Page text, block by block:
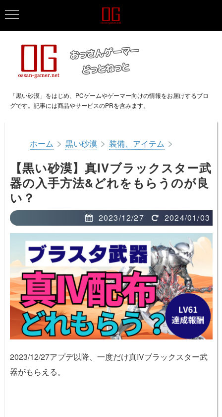
「黒い砂漠」をはじめ、PCゲームやゲーマー向けの情報をお届けするブロ
グです。記事には商品やサービスのPRを含みます。
ホーム > 黒い砂漠 > 装備、アイテム >
【黒い砂漠】真IVブラックスター武
器の入手方法&どれをもらうのが良
い？
2023/12/27 2024/01/03
2023/12/27アプデ以降、一度だけ真IVブラックスター武
器がもらえる。